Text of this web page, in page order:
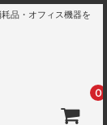
品・オフィス機器を
0